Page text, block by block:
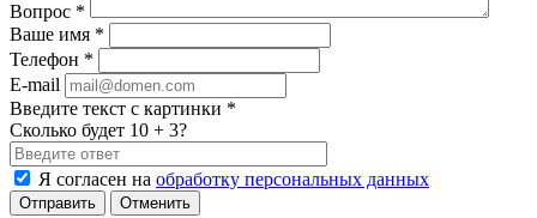
Вопрос *
Ваше имя *
Телефон *
E-mail
Введите текст с картинки *
Сколько будет 10 + 3?
Я согласен на обработку персональных данных
Отменить